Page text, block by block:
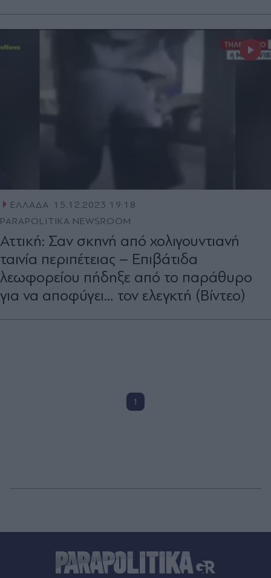
ΕΛΛΑΔΑ 15.12.2023 19:18
PARAPOLITIKA NEWSROOM
Αττική: Σαν σκηνή από χολιγουντιανή
ταινία περιπέτειας – Επιβάτιδα
λεωφορείου πήδηξε από το παράθυρο
για να αποφύγει… τον ελεγκτή (Βίντεο)
1